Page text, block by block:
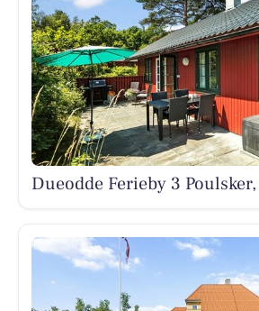
Dueodde Ferieby 3